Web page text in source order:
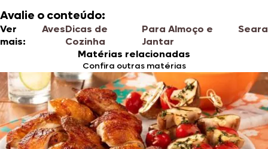
Avalie o conteúdo:
Ver
mais:
AvesDicas de
Cozinha
Para Almoço e
Jantar
Seara
Matérias relacionadas
Confira outras matérias